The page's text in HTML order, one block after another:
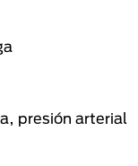
presión arterial